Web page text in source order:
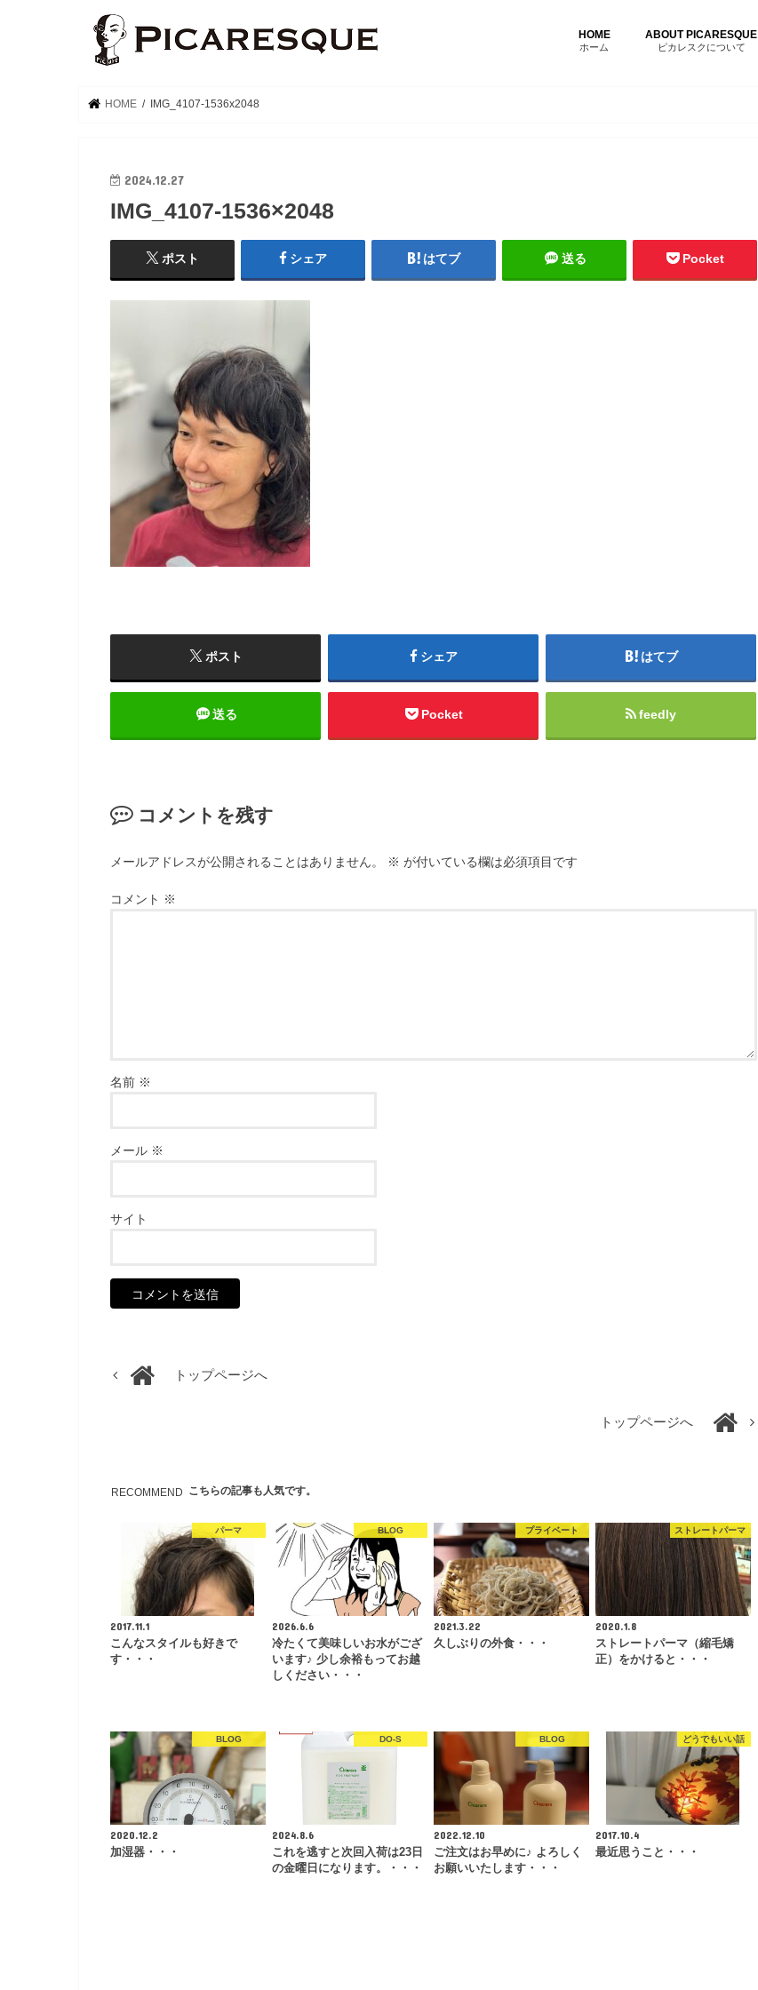
HOME
ホーム
ABOUT PICARESQUE
ピカレスクについて
HOME IMG_4107-1536x2048
2024.12.27
IMG_4107-1536×2048
ポスト シェア はてブ 送る Pocket
ポスト シェア はてブ
送る Pocket feedly
コメントを残す
メールアドレスが公開されることはありません。 ※ が付いている欄は必須項目です
コメント ※
名前 ※
メール ※
サイト
トップページへ
トップページへ
RECOMMEND こちらの記事も人気です。
パーマ
2017.11.1
こんなスタイルも好きで
す・・・
BLOG
2026.6.6
冷たくて美味しいお水がござ
います♪ 少し余裕もってお越
しください・・・
プライベート
2021.3.22
久しぶりの外食・・・
ストレートパーマ
2020.1.8
ストレートパーマ（縮毛矯
正）をかけると・・・
BLOG
2020.12.2
加湿器・・・
DO-S
2024.8.6
これを逃すと次回入荷は23日
の金曜日になります。・・・
BLOG
2022.12.10
ご注文はお早めに♪ よろしく
お願いいたします・・・
どうでもいい話
2017.10.4
最近思うこと・・・